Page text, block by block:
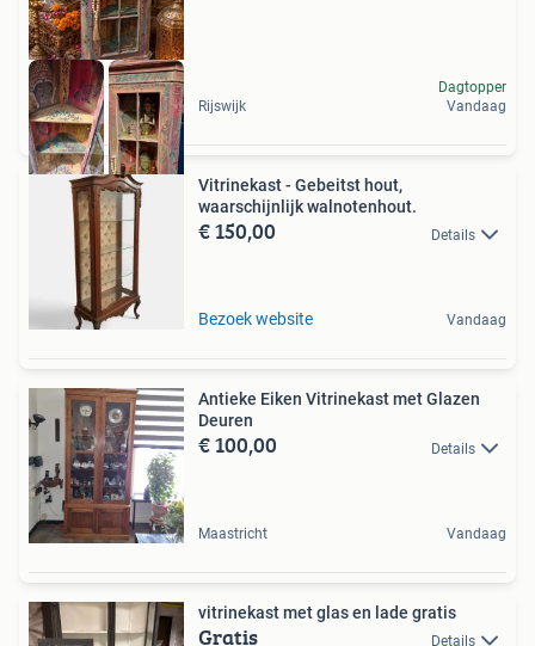
Rijswijk
Dagtopper
Vandaag
Vitrinekast - Gebeitst hout,
waarschijnlijk walnotenhout.
€ 150,00 Details
Bezoek website Vandaag
Antieke Eiken Vitrinekast met Glazen
Deuren
€ 100,00 Details
Maastricht Vandaag
vitrinekast met glas en lade gratis
Gratis Details